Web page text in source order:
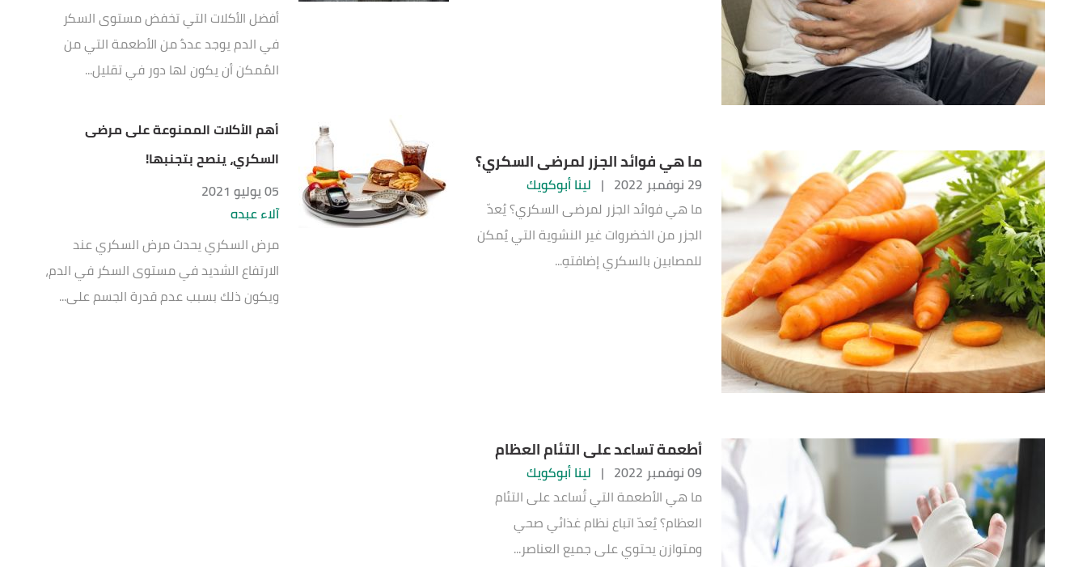
ما هي فوائد الجزر لمرضى السكري؟
29 نوفمبر 2022 | لينا أبوكويك
ما هي فوائد الجزر لمرضى السكري؟ يُعدّ
الجزر من الخضروات غير النشوية التي يُمكن
للمصابين بالسكري إضافتهِ...
أطعمة تساعد على التئام العظام
09 نوفمبر 2022 | لينا أبوكويك
ما هي الأطعمة التي تُساعد على التئام
العظام؟ يُعدّ اتباع نظام غذائي صحي
ومتوازن يحتوي على جميع العناصر...
أفضل الأكلات التي تخفض مستوى السكر
في الدم يوجد عددٌ من الأطعمة التي من
المُمكن أن يكون لها دور في تقليل...
أهم الأكلات الممنوعة على مرضى
السكري، ينصح بتجنبها!
05 يوليو 2021
آلاء عبده
مرض السكري يحدث مرض السكري عند
الارتفاع الشديد في مستوى السكر في الدم،
ويكون ذلك بسبب عدم قدرة الجسم على...